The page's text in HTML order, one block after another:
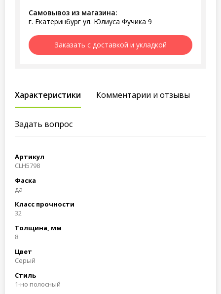
Самовывоз из магазина:
г. Екатеринбург ул. Юлиуса Фучика 9
Заказать с доставкой и укладкой
Характеристики Комментарии и отзывы
Задать вопрос
Артикул
CLH5798
Фаска
да
Класс прочности
32
Толщина, мм
8
Цвет
Серый
Стиль
1-но полосный